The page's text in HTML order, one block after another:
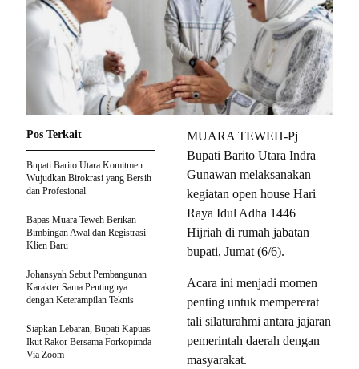
MUARA TEWEH-Pj
Bupati Barito Utara Indra
Gunawan melaksanakan
kegiatan open house Hari
Raya Idul Adha 1446
Hijriah di rumah jabatan
bupati, Jumat (6/6).
Acara ini menjadi momen
penting untuk mempererat
tali silaturahmi antara jajaran
pemerintah daerah dengan
masyarakat.
Pos Terkait
Bupati Barito Utara Komitmen
Wujudkan Birokrasi yang Bersih
dan Profesional
Bapas Muara Teweh Berikan
Bimbingan Awal dan Registrasi
Klien Baru
Johansyah Sebut Pembangunan
Karakter Sama Pentingnya
dengan Keterampilan Teknis
Siapkan Lebaran, Bupati Kapuas
Ikut Rakor Bersama Forkopimda
Via Zoom